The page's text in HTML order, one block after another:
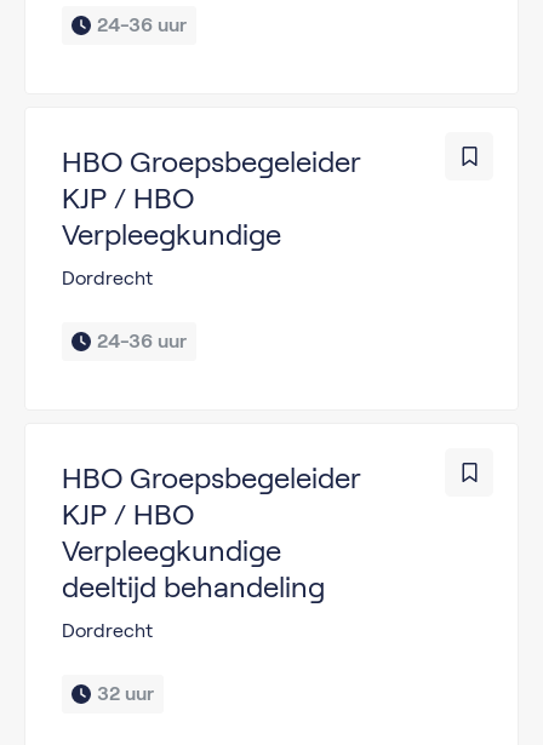
24-36 uur
HBO Groepsbegeleider
KJP / HBO
Verpleegkundige
Dordrecht
24-36 uur
HBO Groepsbegeleider
KJP / HBO
Verpleegkundige
deeltijd behandeling
Dordrecht
32 uur